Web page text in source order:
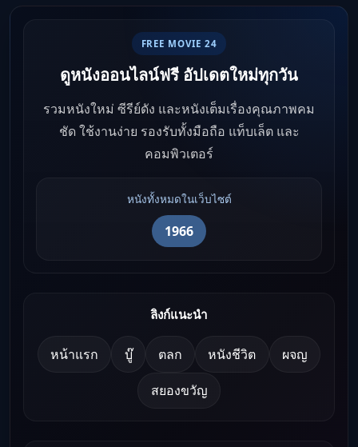
FREE MOVIE 24
ดูหนังออนไลน์ฟรี อัปเดตใหม่ทุกวัน
รวมหนังใหม่ ซีรีย์ดัง และหนังเต็มเรื่องคุณภาพคม
ชัด ใช้งานง่าย รองรับทั้งมือถือ แท็บเล็ต และ
คอมพิวเตอร์
หนังทั้งหมดในเว็บไซต์
1966
ลิงก์แนะนำ
หน้าแรก บู๊ ตลก หนังชีวิต ผจญ
สยองขวัญ